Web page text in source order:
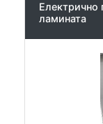
Електрично
ламината